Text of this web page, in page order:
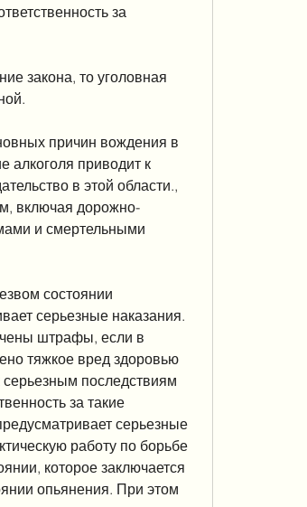
за
закона, то уголовная
причин вождения в
алкоголя приводит к
в этой области.,
включая дорожно-
и смертельными
состоянии
серьезные наказания.
штрафы, если в
тяжкое вред здоровью
серьезным последствиям
за такие
серьезные
работу по борьбе
которое заключается
опьянения. При этом